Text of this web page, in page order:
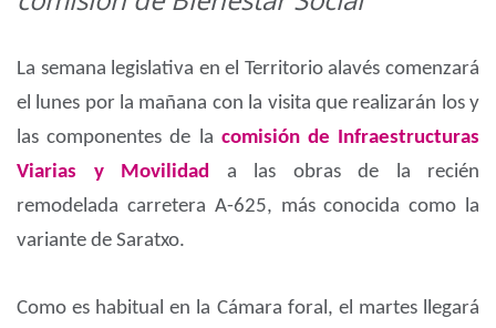
La semana legislativa en el Territorio alavés comenzará
el lunes por la mañana con la visita que realizarán los y
las componentes de la comisión de Infraestructuras
Viarias y Movilidad
a las obras de la recién
remodelada carretera A-625, más conocida como la
variante de Saratxo.
Como es habitual en la Cámara foral, el martes llegará